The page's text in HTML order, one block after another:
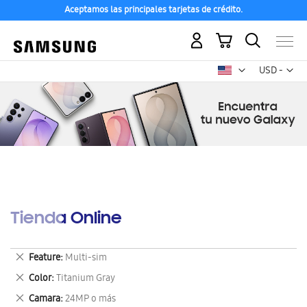
Aceptamos las principales tarjetas de crédito.
USD -
dólar
Mi carrito
Tienda Online
Feature Multi-sim
Eliminar
este
artículo
Color Titanium Gray
Eliminar
este
Camara 24MP o más
Eliminar